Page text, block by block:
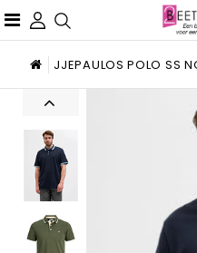
JJEPAULOS POLO